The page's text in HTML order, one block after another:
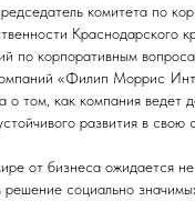
комитета по
Краснодарского
по корпоративным
«Филип Моррис
о том, как компания ведет
развития в свою
от бизнеса ожидается
решение социально